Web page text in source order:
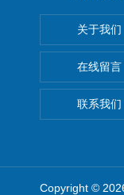
关于我们
在线留言
联系我们
Copyright ©